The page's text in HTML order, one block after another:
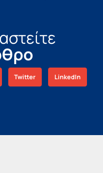
Twitter LinkedIn